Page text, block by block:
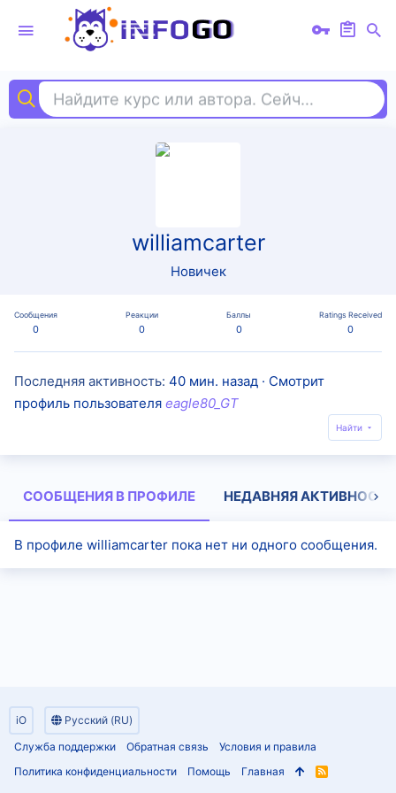
Найдите курс или автора. Сейчас ищут
williamcarter
Новичек
Сообщения
0
Реакции
0
Баллы
0
Ratings Received
0
Последняя активность 40 мин. назад · Смотрит
профиль пользователя eagle80_GT
Найти
СООБЩЕНИЯ В ПРОФИЛЕ НЕДАВНЯЯ АКТИВНОСТЬ
В профиле williamcarter пока нет ни одного сообщения.
iO
Русский (RU)
Служба поддержки
Обратная связь
Условия и правила
Политика конфиденциальности
Помощь Главная
R